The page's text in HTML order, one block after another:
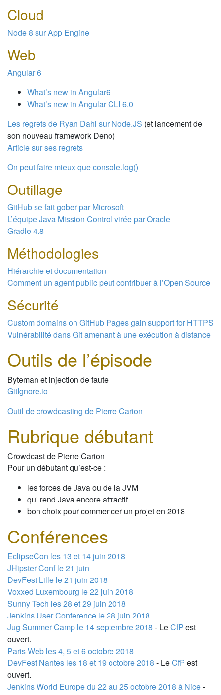
Cloud
Node 8 sur App Engine
Web
Angular 6
What’s new in Angular6
What’s new in Angular CLI 6.0
Les regrets de Ryan Dahl sur Node.JS (et lancement de
son nouveau framework Deno)
Article sur ses regrets
On peut faire mieux que console.log()
Outillage
GitHub se fait gober par Microsoft
L’équipe Java Mission Control virée par Oracle
Gradle 4.8
Méthodologies
Hiérarchie et documentation
Comment un agent public peut contribuer à l’Open Source
Sécurité
Custom domains on GitHub Pages gain support for HTTPS
Vulnérabilité dans Git amenant à une exécution à distance
Outils de l’épisode
Byteman et injection de faute
GitIgnore.io
Outil de crowdcasting de Pierre Carion
Rubrique débutant
Crowdcast de Pierre Carion
Pour un débutant qu’est-ce :
les forces de Java ou de la JVM
qui rend Java encore attractif
bon choix pour commencer un projet en 2018
Conférences
EclipseCon les 13 et 14 juin 2018
JHipster Conf le 21 juin
DevFest Lille le 21 juin 2018
Voxxed Luxembourg le 22 juin 2018
Sunny Tech les 28 et 29 juin 2018
Jenkins User Conference le 28 juin 2018
Jug Summer Camp le 14 septembre 2018 - LeCfP est
ouvert.
Paris Web les 4, 5 et 6 octobre 2018
DevFest Nantes les 18 et 19 octobre 2018 - LeCfP est
ouvert.
Jenkins World Europe du 22 au 25 octobre 2018 à Nice-